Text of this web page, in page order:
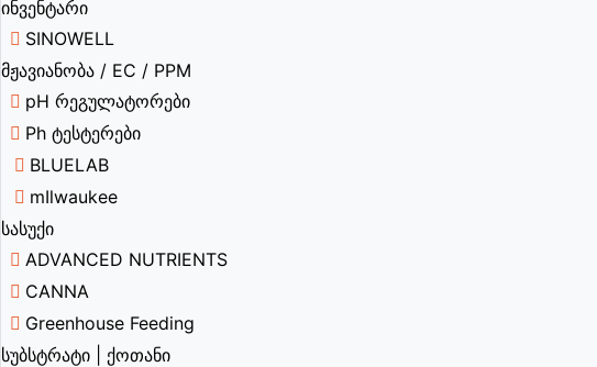
ინვენტარი
SINOWELL
მჟავიანობა / EC / PPM
pH რეგულატორები
Ph ტესტერები
BLUELAB
mIlwaukee
სასუქი
ADVANCED NUTRIENTS
CANNA
Greenhouse Feeding
სუბსტრატი | ქოთანი